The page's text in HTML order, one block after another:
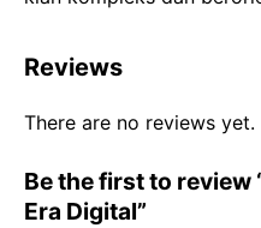
Reviews
There are no reviews yet.
Be the first to review
Era Digital”